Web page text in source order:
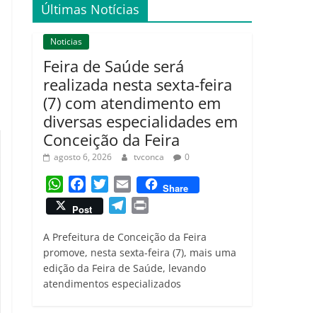
Últimas Notícias
Noticias
Feira de Saúde será
realizada nesta sexta-feira
(7) com atendimento em
diversas especialidades em
Conceição da Feira
agosto 6, 2026 tvconca 0
W
h
a
t
s
A
p
a
c
e
b
o
o
w
i
t
t
e
r
m
a
i
l
Share
Post
l
e
g
r
i
n
t
A Prefeitura de Conceição da Feira
promove, nesta sexta-feira (7), mais uma
edição da Feira de Saúde, levando
atendimentos especializados